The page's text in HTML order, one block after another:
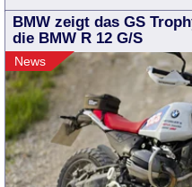
BMW zeigt das GS
die BMW R 12 G/S
News